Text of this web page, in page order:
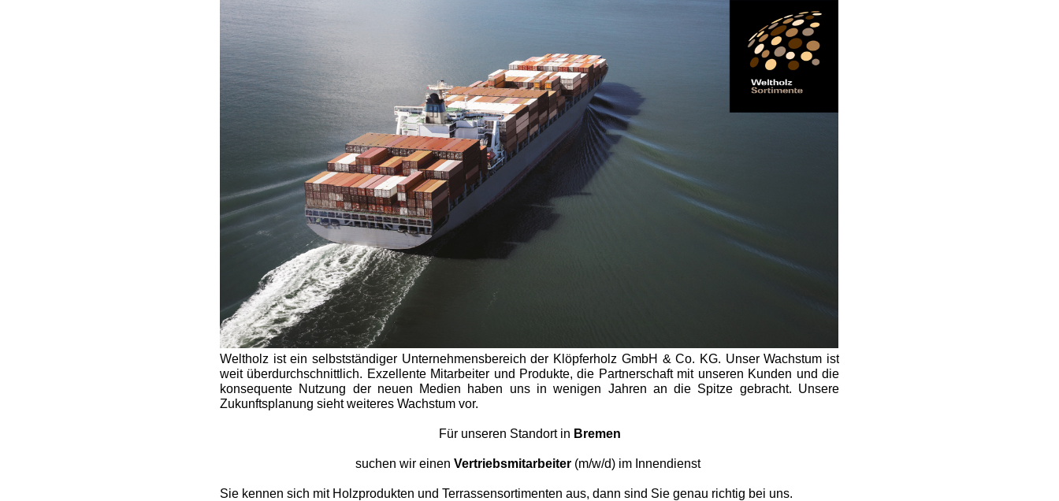
Weltholz ist ein selbstständiger Unternehmensbereich der Klöpferholz GmbH & Co. KG. Unser Wachstum ist
weit überdurchschnittlich. Exzellente Mitarbeiter und Produkte, die Partnerschaft mit unseren Kunden und die
konsequente Nutzung der neuen Medien haben uns in wenigen Jahren an die Spitze gebracht. Unsere
Zukunftsplanung sieht weiteres Wachstum vor.
Für unseren Standort in Bremen
suchen wir einen Vertriebsmitarbeiter (m/w/d) im Innendienst
Sie kennen sich mit Holzprodukten und Terrassensortimenten aus, dann sind Sie genau richtig bei uns.